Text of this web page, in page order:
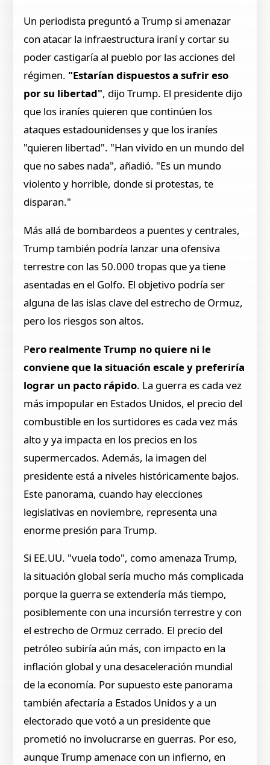
Un periodista preguntó a Trump si amenazar
con atacar la infraestructura iraní y cortar su
poder castigaría al pueblo por las acciones del
régimen. "Estarían dispuestos a sufrir eso
por su libertad", dijo Trump. El presidente dijo
que los iraníes quieren que continúen los
ataques estadounidenses y que los iraníes
"quieren libertad". "Han vivido en un mundo del
que no sabes nada", añadió. "Es un mundo
violento y horrible, donde si protestas, te
disparan."
Más allá de bombardeos a puentes y centrales,
Trump también podría lanzar una ofensiva
terrestre con las 50.000 tropas que ya tiene
asentadas en el Golfo. El objetivo podría ser
alguna de las islas clave del estrecho de Ormuz,
pero los riesgos son altos.
Pero realmente Trump no quiere ni le
conviene que la situación escale y preferiría
lograr un pacto rápido. La guerra es cada vez
más impopular en Estados Unidos, el precio del
combustible en los surtidores es cada vez más
alto y ya impacta en los precios en los
supermercados. Además, la imagen del
presidente está a niveles históricamente bajos.
Este panorama, cuando hay elecciones
legislativas en noviembre, representa una
enorme presión para Trump.
Si EE.UU. "vuela todo", como amenaza Trump,
la situación global sería mucho más complicada
porque la guerra se extendería más tiempo,
posiblemente con una incursión terrestre y con
el estrecho de Ormuz cerrado. El precio del
petróleo subiría aún más, con impacto en la
inflación global y una desaceleración mundial
de la economía. Por supuesto este panorama
también afectaría a Estados Unidos y a un
electorado que votó a un presidente que
prometió no involucrarse en guerras. Por eso,
aunque Trump amenace con un infierno, en